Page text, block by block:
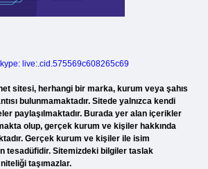
live:.cid.575569c608265c69
sitesi, herhangi bir marka, kurum veya şahıs
bulunmamaktadır. Sitede yalnızca kendi
paylaşılmaktadır. Burada yer alan içerikler
olup, gerçek kurum ve kişiler hakkında
Gerçek kurum ve kişiler ile isim
tesadüfidir. Sitemizdeki bilgiler taslak
taşımazlar.